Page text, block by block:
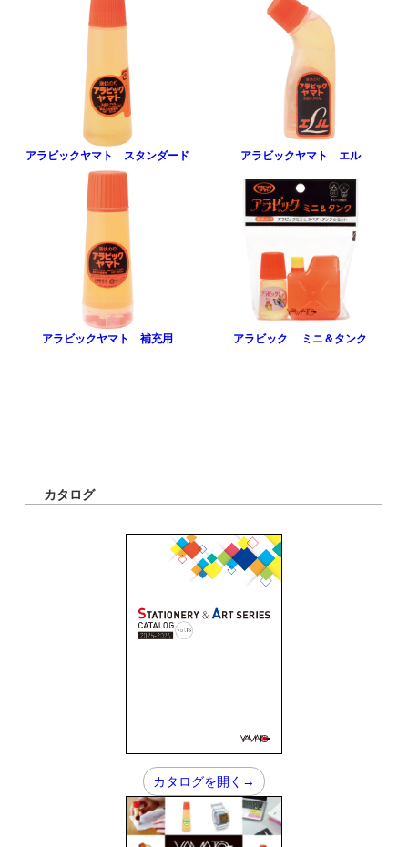
アラビックヤマト スタンダード アラビックヤマト エル
アラビックヤマト 補充用 アラビック ミニ＆タンク
カタログ
カタログを開く→